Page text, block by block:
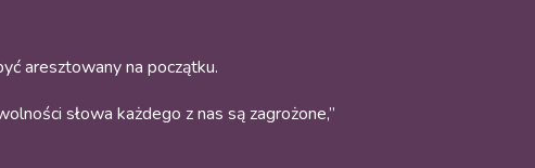
aresztowany na początku.
słowa każdego z nas są zagrożone,”